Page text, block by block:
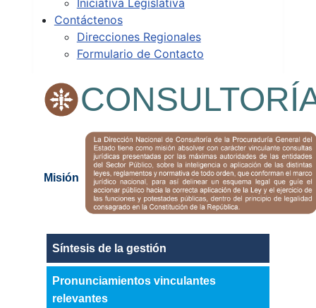
Iniciativa Legislativa
Contáctenos
Direcciones Regionales
Formulario de Contacto
Misión
Síntesis de la gestión
Pronunciamientos vinculantes
relevantes